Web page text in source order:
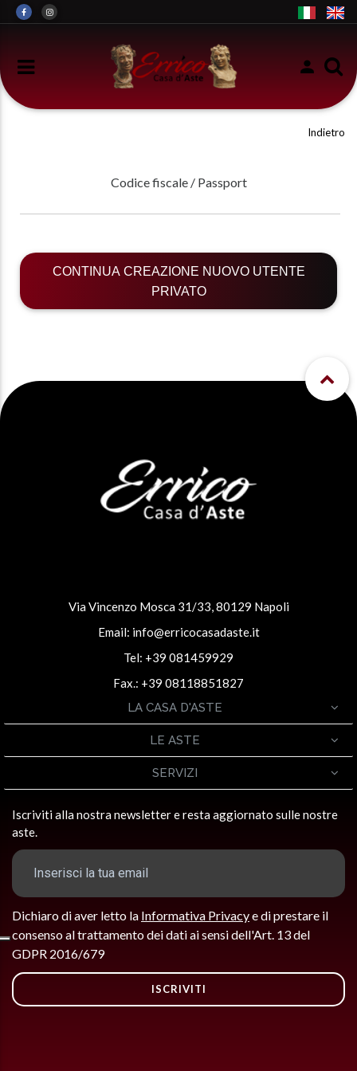
Indietro
Codice fiscale / Passport
Via Vincenzo Mosca 31/33, 80129 Napoli
Email: info@erricocasadaste.it
Tel: +39 081459929
Fax.: +39 08118851827
LA CASA D'ASTE
LE ASTE
SERVIZI
Iscriviti alla nostra newsletter e resta aggiornato sulle nostre
aste.
Dichiaro di aver letto la Informativa Privacye di prestare il
consenso al trattamento dei dati ai sensi dell'Art. 13 del
GDPR 2016/679
ISCRIVITI